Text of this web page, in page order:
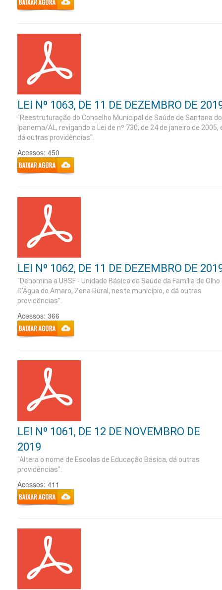
LEI Nº 1063, DE 11 DE DEZEMBRO DE
"Reestruturação do Conselho Municipal de Saúde de Santana do
Ipanema/AL, revigando a Lei de nº 730, de 24 de janeiro de 2005,
dá outras providências".
Acessos: 450
LEI Nº 1062, DE 11 DE DEZEMBRO DE
"Denomina a UBSF - Unidade Básica de Saúde da Família de Olho
D'Água do Amaro, Zona Rural, neste município, e dá outras
providências".
Acessos: 366
LEI Nº 1061, DE 12 DE NOVEMBRO DE
2019
"Altera o nome de Escolas de Educação Básica, dá outras
providências".
Acessos: 411